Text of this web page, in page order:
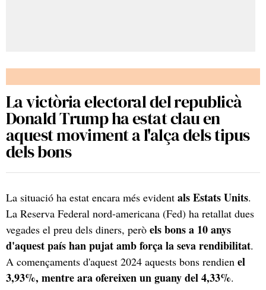
La victòria electoral del republicà
Donald Trump ha estat clau en
aquest moviment a l'alça dels tipus
dels bons
La situació ha estat encara més evident als Estats Units.
La Reserva Federal nord-americana (Fed) ha retallat dues
vegades el preu dels diners, però els bons a 10 anys
d'aquest país han pujat amb força la seva rendibilitat.
A començaments d'aquest 2024 aquests bons rendien el
3,93%, mentre ara ofereixen un guany del 4,33%.